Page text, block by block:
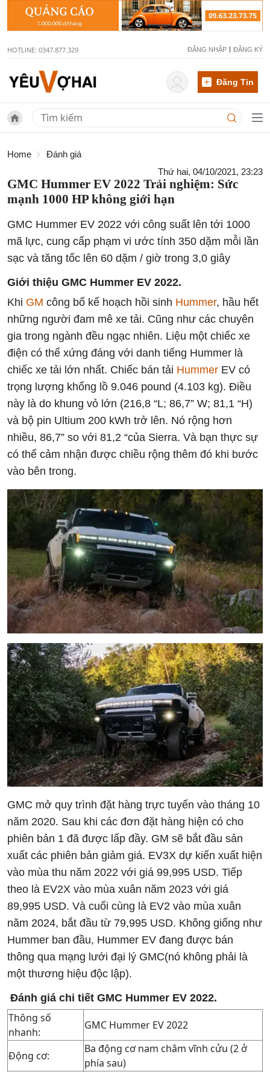
HOTLINE: 0347.877.329 ĐĂNG NHẬP ĐĂNG KÝ
Đăng Tin
Home
Đánh giá
Thứ hai, 04/10/2021, 23:23
GMC Hummer EV 2022 Trải nghiệm: Sức
mạnh 1000 HP không giới hạn
GMC Hummer EV 2022 với công suất lên tới 1000
mã lực, cung cấp phạm vi ước tính 350 dặm mỗi lần
sạc và tăng tốc lên 60 dặm / giờ trong 3,0 giây
Giới thiệu GMC Hummer EV 2022.
Khi GM công bố kế hoạch hồi sinh Hummer, hầu hết
những người đam mê xe tải. Cũng như các chuyên
gia trong ngành đều ngạc nhiên. Liệu một chiếc xe
điện có thể xứng đáng với danh tiếng Hummer là
chiếc xe tải lớn nhất. Chiếc bán tải Hummer EV có
trọng lượng khổng lồ 9.046 pound (4.103 kg). Điều
này là do khung vỏ lớn (216,8 “L; 86,7” W; 81,1 “H)
và bộ pin Ultium 200 kWh trở lên. Nó rộng hơn
nhiều, 86,7” so với 81,2 “của Sierra. Và bạn thực sự
có thể cảm nhận được chiều rộng thêm đó khi bước
vào bên trong.
GMC mở quy trình đặt hàng trực tuyến vào tháng 10
năm 2020. Sau khi các đơn đặt hàng hiện có cho
phiên bản 1 đã được lấp đầy. GM sẽ bắt đầu sản
xuất các phiên bản giảm giá. EV3X dự kiến ​​xuất hiện
vào mùa thu năm 2022 với giá 99,995 USD. Tiếp
theo là EV2X vào mùa xuân năm 2023 với giá
89,995 USD. Và cuối cùng là EV2 vào mùa xuân
năm 2024, bắt đầu từ 79,995 USD. Không giống như
Hummer ban đầu, Hummer EV đang được bán
thông qua mạng lưới đại lý GMC(nó không phải là
một thương hiệu độc lập).
Đánh giá chi tiết GMC Hummer EV 2022.
Thông số
nhanh:
GMC Hummer EV 2022
Động cơ:
Ba động cơ nam châm vĩnh cửu (2 ở
phía sau)